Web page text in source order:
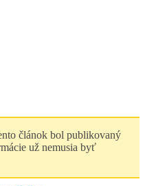
článok bol publikovaný
už nemusia byť